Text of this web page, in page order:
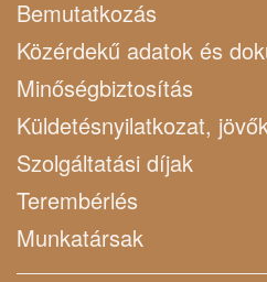
Bemutatkozás
Közérdekű adatok és
Minőségbiztosítás
Küldetésnyilatkozat,
Szolgáltatási díjak
Terembérlés
Munkatársak